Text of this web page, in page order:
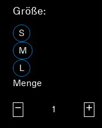
AMBEO entdecken
AMBEO Ersatzteile
Entdecken
Größe:
S
M
L
Menge
Menge verringern